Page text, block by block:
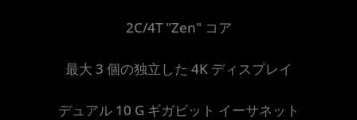
2C/4T "Zen" コア
最大 3 個の独立した 4K ディスプレイ
デュアル 10 G ギガビット イーサネット